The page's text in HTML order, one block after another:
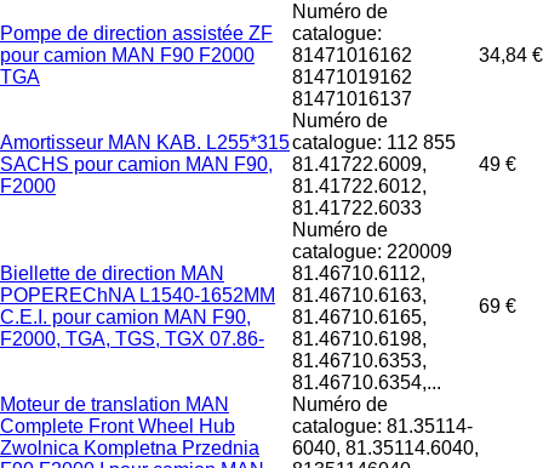
Pompe de direction assistée ZF
pour camion MAN F90 F2000
TGA
Numéro de
catalogue:
81471016162
81471019162
81471016137
34,84 €
Amortisseur MAN KAB. L255*315
SACHS pour camion MAN F90,
F2000
Numéro de
catalogue: 112 855
81.41722.6009,
81.41722.6012,
81.41722.6033
49 €
Biellette de direction MAN
POPEREChNA L1540-1652MM
C.E.I. pour camion MAN F90,
F2000, TGA, TGS, TGX 07.86-
Numéro de
catalogue: 220009
81.46710.6112,
81.46710.6163,
81.46710.6165,
81.46710.6198,
81.46710.6353,
81.46710.6354,...
69 €
Moteur de translation MAN
Complete Front Wheel Hub
Zwolnica Kompletna Przednia
Numéro de
catalogue: 81.35114-
6040, 81.35114.6040,